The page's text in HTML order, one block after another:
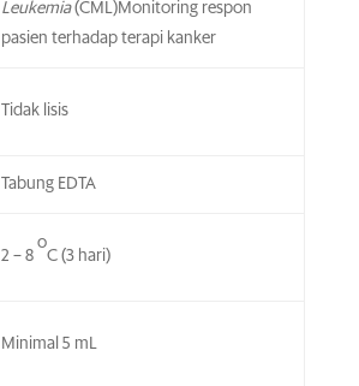
Leukemia(CML)Monitoring respon
pasien terhadap terapi kanker
Tidak lisis
Tabung EDTA
2 – 8
o
C (3 hari)
Minimal 5 mL